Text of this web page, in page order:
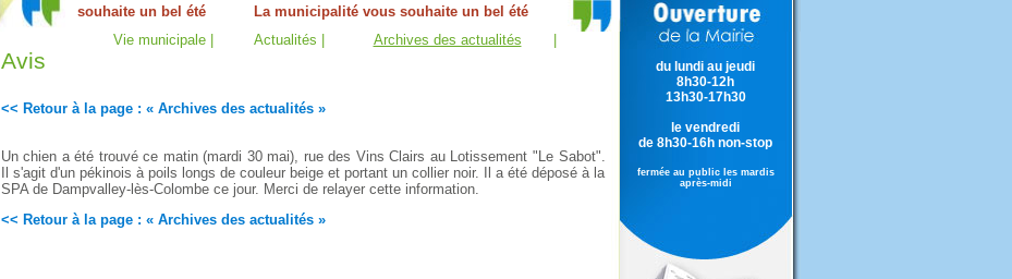
Vie municipale | Actualités | Archives des actualités
Avis
<< Retour à la page : « Archives des actualités »
Un chien a été trouvé ce matin (mardi 30 mai), rue des Vins Clairs au Lotissement "Le Sabot".
Il s'agit d'un pékinois à poils longs de couleur beige et portant un collier noir. Il a été déposé à la
SPA de Dampvalley-lès-Colombe ce jour. Merci de relayer cette information.
<< Retour à la page : « Archives des actualités »
du lundi au jeudi
8h30-12h
13h30-17h30
le vendredi
de 8h30-16h non-stop
fermée au public les mardis
après-midi